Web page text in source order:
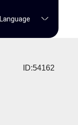
Language
ID:54162